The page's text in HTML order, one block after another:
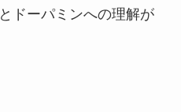
ドーパミンへの理解が